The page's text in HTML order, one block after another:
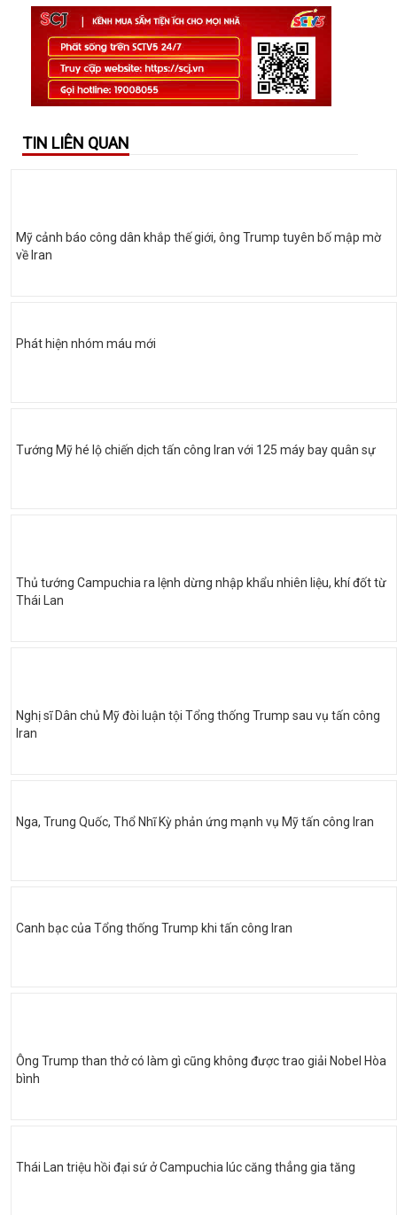
TIN LIÊN QUAN
Mỹ cảnh báo công dân khắp thế giới, ông Trump tuyên bố mập mờ
về Iran
Phát hiện nhóm máu mới
Tướng Mỹ hé lộ chiến dịch tấn công Iran với 125 máy bay quân sự
Thủ tướng Campuchia ra lệnh dừng nhập khẩu nhiên liệu, khí đốt từ
Thái Lan
Nghị sĩ Dân chủ Mỹ đòi luận tội Tổng thống Trump sau vụ tấn công
Iran
Nga, Trung Quốc, Thổ Nhĩ Kỳ phản ứng mạnh vụ Mỹ tấn công Iran
Canh bạc của Tổng thống Trump khi tấn công Iran
Ông Trump than thở có làm gì cũng không được trao giải Nobel Hòa
bình
Thái Lan triệu hồi đại sứ ở Campuchia lúc căng thẳng gia tăng